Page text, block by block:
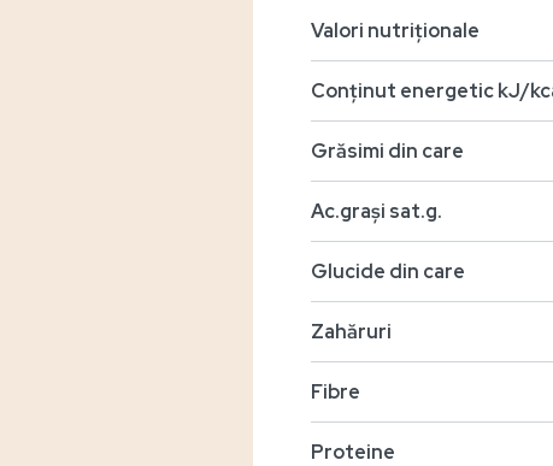
Valori nutriționale
Conținut energetic kJ/
Grăsimi din care
Ac.grași sat.g.
Glucide din care
Zahăruri
Fibre
Proteine